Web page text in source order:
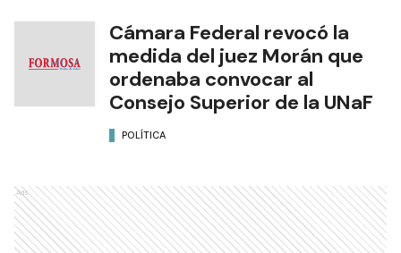
Cámara Federal revocó la
medida del juez Morán que
ordenaba convocar al
Consejo Superior de la UNaF
POLÍTICA
Ads